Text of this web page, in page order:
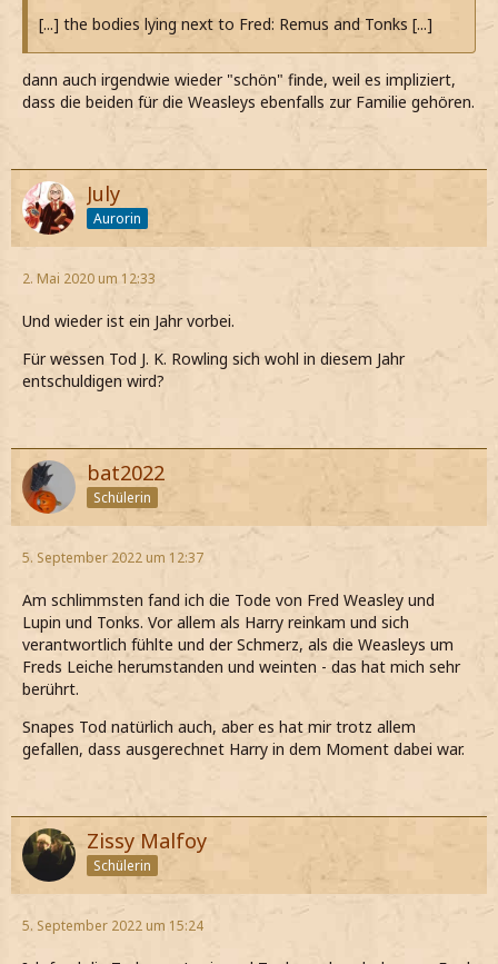
[...] the bodies lying next to Fred: Remus and Tonks [...]
dann auch irgendwie wieder "schön" finde, weil es impliziert,
dass die beiden für die Weasleys ebenfalls zur Familie gehören.
July
Aurorin
2. Mai 2020 um 12:33
Und wieder ist ein Jahr vorbei.
Für wessen Tod J. K. Rowling sich wohl in diesem Jahr
entschuldigen wird?
bat2022
Schülerin
5. September 2022 um 12:37
Am schlimmsten fand ich die Tode von Fred Weasley und
Lupin und Tonks. Vor allem als Harry reinkam und sich
verantwortlich fühlte und der Schmerz, als die Weasleys um
Freds Leiche herumstanden und weinten - das hat mich sehr
berührt.
Snapes Tod natürlich auch, aber es hat mir trotz allem
gefallen, dass ausgerechnet Harry in dem Moment dabei war.
Zissy Malfoy
Schülerin
5. September 2022 um 15:24